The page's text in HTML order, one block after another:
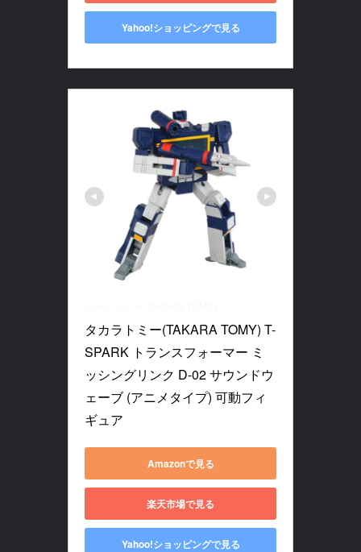
Yahoo!ショッピングで見る
タカラトミー(TAKARA TOMY) T-
SPARK トランスフォーマー ミ
ッシングリンク D-02 サウンドウ
ェーブ (アニメタイプ) 可動フィ
ギュア
Amazonで見る
楽天市場で見る
Yahoo!ショッピングで見る